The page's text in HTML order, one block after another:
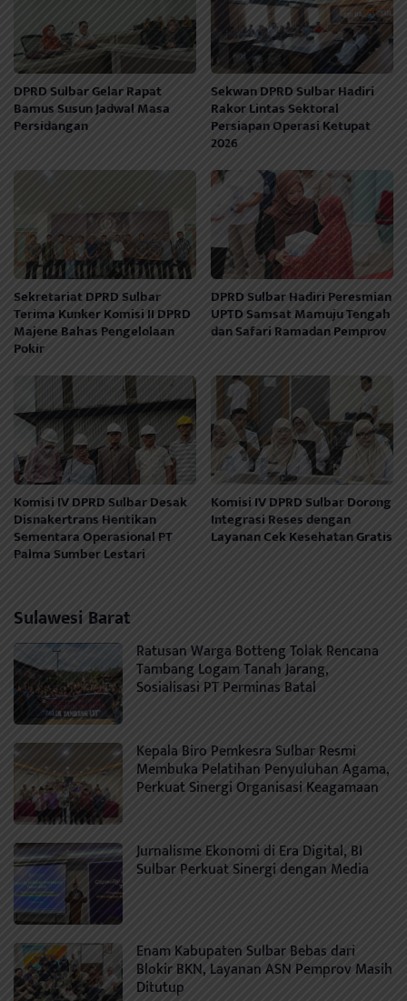
DPRD Sulbar Gelar Rapat
Bamus Susun Jadwal Masa
Persidangan
Sekwan DPRD Sulbar Hadiri
Rakor Lintas Sektoral
Persiapan Operasi Ketupat
2026
Sekretariat DPRD Sulbar
Terima Kunker Komisi II DPRD
Majene Bahas Pengelolaan
Pokir
DPRD Sulbar Hadiri Peresmian
UPTD Samsat Mamuju Tengah
dan Safari Ramadan Pemprov
Komisi IV DPRD Sulbar Desak
Disnakertrans Hentikan
Sementara Operasional PT
Palma Sumber Lestari
Komisi IV DPRD Sulbar Dorong
Integrasi Reses dengan
Layanan Cek Kesehatan Gratis
Sulawesi Barat
Ratusan Warga Botteng Tolak Rencana
Tambang Logam Tanah Jarang,
Sosialisasi PT Perminas Batal
Kepala Biro Pemkesra Sulbar Resmi
Membuka Pelatihan Penyuluhan Agama,
Perkuat Sinergi Organisasi Keagamaan
Jurnalisme Ekonomi di Era Digital, BI
Sulbar Perkuat Sinergi dengan Media
Enam Kabupaten Sulbar Bebas dari
Blokir BKN, Layanan ASN Pemprov Masih
Ditutup